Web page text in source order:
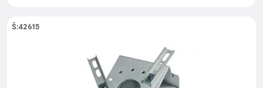
Š:42615